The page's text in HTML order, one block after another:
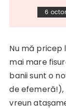
6
Nu mă pricep
mai mare
banii sunt o
de efemeră!),
vreun